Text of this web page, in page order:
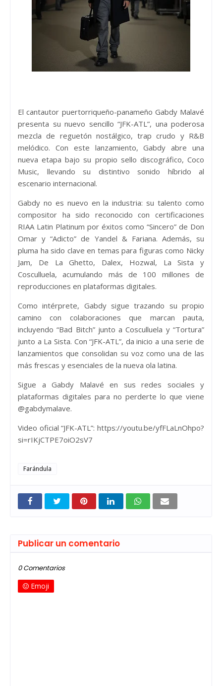
El cantautor puertorriqueño-panameño Gabdy Malavé
presenta su nuevo sencillo “JFK-ATL”, una poderosa
mezcla de reguetón nostálgico, trap crudo y R&B
melódico. Con este lanzamiento, Gabdy abre una
nueva etapa bajo su propio sello discográfico, Coco
Music, llevando su distintivo sonido híbrido al
escenario internacional.
Gabdy no es nuevo en la industria: su talento como
compositor ha sido reconocido con certificaciones
RIAA Latin Platinum por éxitos como “Sincero” de Don
Omar y “Adicto” de Yandel & Fariana. Además, su
pluma ha sido clave en temas para figuras como Nicky
Jam, De La Ghetto, Dalex, Hozwal, La Sista y
Cosculluela, acumulando más de 100 millones de
reproducciones en plataformas digitales.
Como intérprete, Gabdy sigue trazando su propio
camino con colaboraciones que marcan pauta,
incluyendo “Bad Bitch” junto a Cosculluela y “Tortura”
junto a La Sista. Con “JFK-ATL”, da inicio a una serie de
lanzamientos que consolidan su voz como una de las
más frescas y esenciales de la nueva ola latina.
Sigue a Gabdy Malavé en sus redes sociales y
plataformas digitales para no perderte lo que viene
@gabdymalave.
Video oficial “JFK-ATL”: https://youtu.be/yfFLaLnOhpo?
si=rIKjCTPE7oiO2sV7
Farándula
Publicar un comentario
0 Comentarios
Emoji